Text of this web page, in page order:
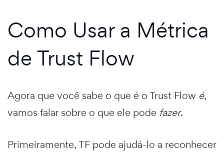
Como Usar a Métrica
de Trust Flow
Agora que você sabe o que é o Trust Flow é,
vamos falar sobre o que ele pode fazer.
Primeiramente, TF pode ajudá-lo a reconhecer